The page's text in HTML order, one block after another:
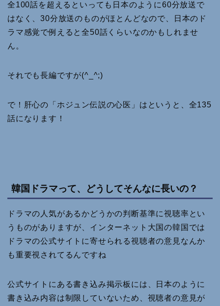
全100話を超えるといっても日本のように60分放送で
はなく、30分放送のものがほとんどなので、日本のド
ラマ感覚で例えると全50話くらいなのかもしれませ
ん。
それでも長編ですが(^_^;)
で！肝心の「ホジュン伝説の心医」はというと、全135
話になります！
韓国ドラマって、どうしてそんなに長いの？
ドラマの人気があるかどうかの判断基準に視聴率とい
うものがありますが、インターネット大国の韓国では
ドラマの公式サイトに寄せられる視聴者の意見なんか
も重要視されてるんですね
公式サイトにある書き込み掲示板には、日本のように
書き込み内容は制限していないため、視聴者の意見が